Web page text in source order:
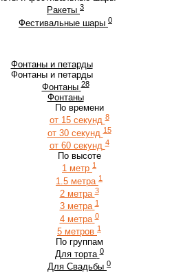
Ракеты 3
Фестивальные шары 0
Фонтаны и петарды
Фонтаны и петарды
Фонтаны 28
Фонтаны
По времени
от 15 секунд 8
от 30 секунд 15
от 60 секунд 4
По высоте
1 метр 1
1.5 метра 1
2 метра 3
3 метра 1
4 метра 0
5 метров 1
По группам
Для торта 0
Для Свадьбы 0